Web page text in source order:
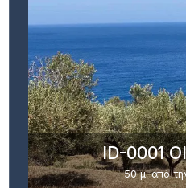
ID-0001
50 μ. από